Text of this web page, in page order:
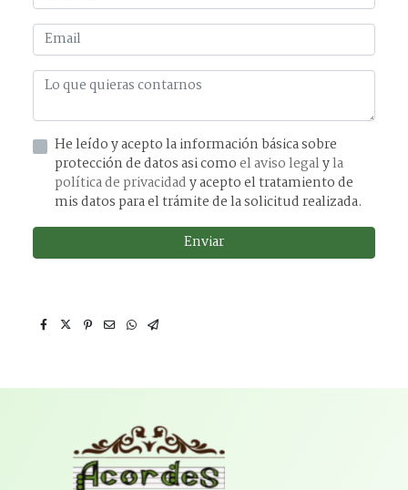
He leído y acepto la información básica sobre
protección de datos asi comoel aviso legalyla
política de privacidady acepto el tratamiento de
mis datos para el trámite de la solicitud realizada.
Enviar